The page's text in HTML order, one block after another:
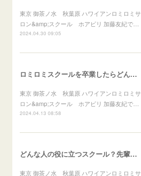
東京 御茶ノ水 秋葉原 ハワイアンロミロミサ
ロン&amp;スクール ホアピリ 加藤友紀で…
2024.04.30 09:05
ロミロミスクールを卒業したらどんな自分になれる？
東京 御茶ノ水 秋葉原 ハワイアンロミロミサ
ロン&amp;スクール ホアピリ 加藤友紀で…
2024.04.13 08:58
どんな人の役に立つスクール？先輩に聞きました♪
東京 御茶ノ水 秋葉原 ハワイアンロミロミサ